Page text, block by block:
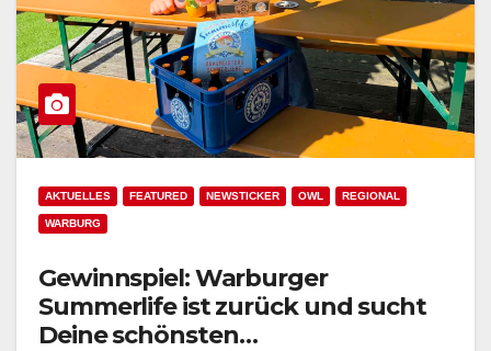
AKTUELLES FEATURED NEWSTICKER OWL REGIONAL
WARBURG
Gewinnspiel: Warburger
Summerlife ist zurück und sucht
Deine schönsten